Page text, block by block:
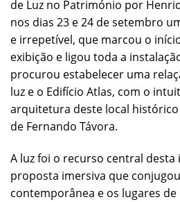
de Luz no Património por
nos dias 23 e 24 de setembro
e irrepetível, que marcou o
exibição e ligou toda a
procurou estabelecer uma
luz e o Edifício Atlas, com o
arquitetura deste local
de Fernando Távora.
A luz foi o recurso central desta
proposta imersiva que
contemporânea e os lugares